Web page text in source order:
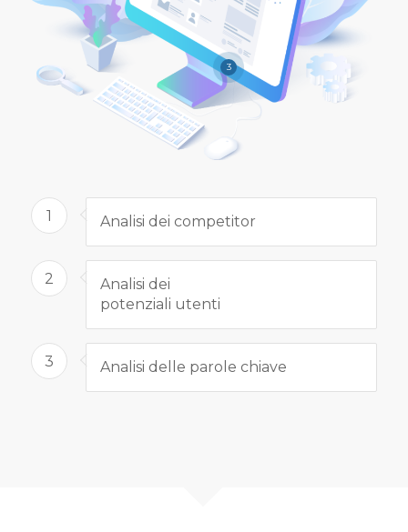
3
1 Analisi dei competitor
2
Analisi dei
potenziali utenti
3 Analisi delle parole chiave